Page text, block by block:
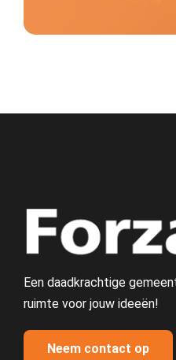
Een daadkrachtige
ruimte voor jouw ideeën!
Neem contact op